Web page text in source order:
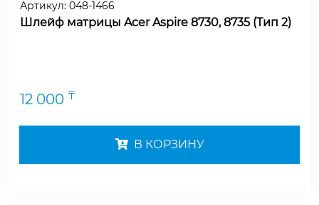
Артикул: 048-1466
Шлейф матрицы Acer Aspire 8730, 8735 (Тип 2)
12 000 ₸
В КОРЗИНУ